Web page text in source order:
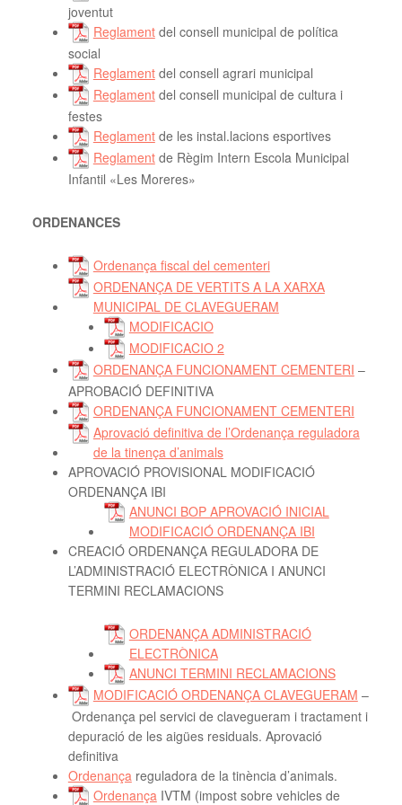
joventut
Reglamentdel consell municipal de política
social
Reglamentdel consell agrari municipal
Reglamentdel consell municipal de cultura i
festes
Reglamentde les instal.lacions esportives
Reglamentde Règim Intern Escola Municipal
Infantil «Les Moreres»
ORDENANCES
Ordenança fiscal del cementeri
ORDENANÇA DE VERTITS A LA XARXA
MUNICIPAL DE CLAVEGUERAM
MODIFICACIO
MODIFICACIO 2
ORDENANÇA FUNCIONAMENT CEMENTERI –
APROBACIÓ DEFINITIVA
ORDENANÇA FUNCIONAMENT CEMENTERI
Aprovació definitiva de l’Ordenança reguladora
de la tinença d’animals
APROVACIÓ PROVISIONAL MODIFICACIÓ
ORDENANÇA IBI
ANUNCI BOP APROVACIÓ INICIAL
MODIFICACIÓ ORDENANÇA IBI
CREACIÓ ORDENANÇA REGULADORA DE
L’ADMINISTRACIÓ ELECTRÒNICA I ANUNCI
TERMINI RECLAMACIONS
ORDENANÇA ADMINISTRACIÓ
ELECTRÒNICA
ANUNCI TERMINI RECLAMACIONS
MODIFICACIÓ ORDENANÇA CLAVEGUERAM –
Ordenança pel servici de clavegueram i tractament i
depuració de les aigües residuals. Aprovació
definitiva
Ordenançareguladora de la tinència d’animals.
OrdenançaIVTM (impost sobre vehicles de